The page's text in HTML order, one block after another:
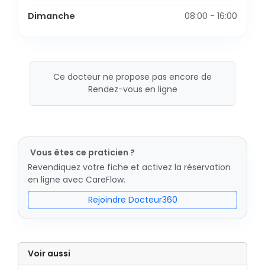
Dimanche
08:00 - 16:00
Ce docteur ne propose pas encore de
Rendez-vous en ligne
Vous êtes ce praticien ?
Revendiquez votre fiche et activez la réservation
en ligne avec CareFlow.
Rejoindre Docteur360
Voir aussi